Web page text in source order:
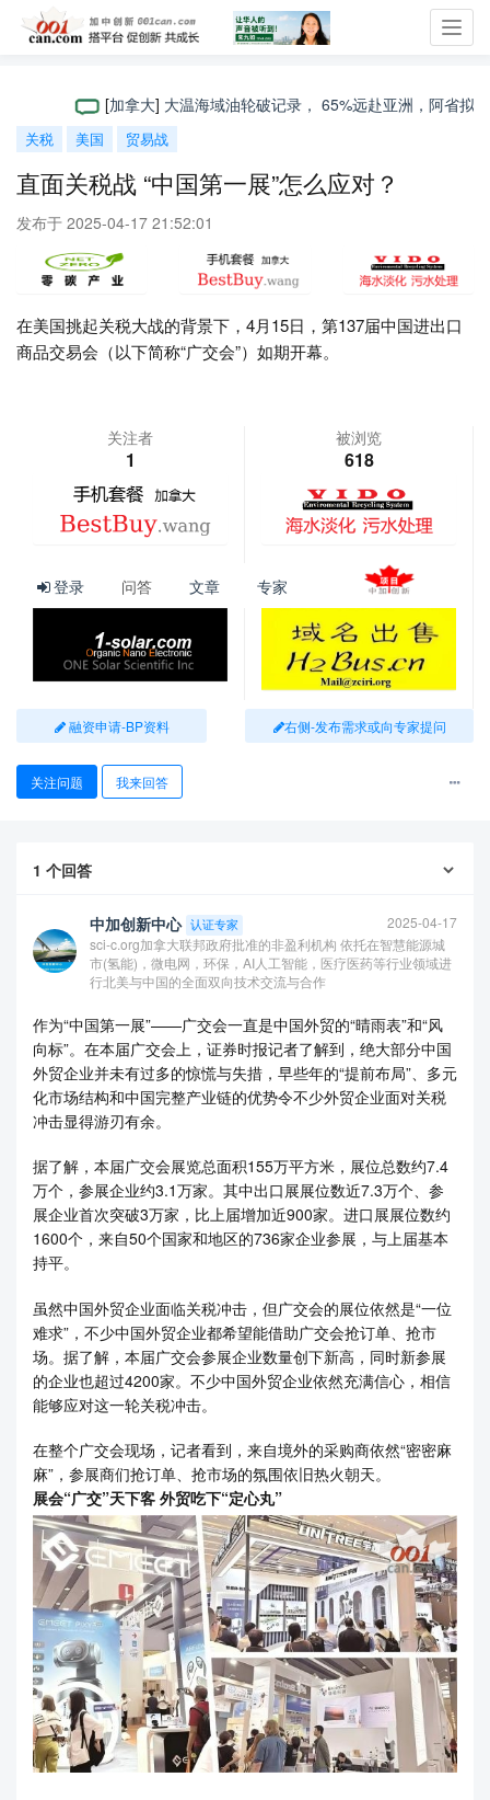
[加拿大] 大温海域油轮破记录， 65%远赴亚洲，阿省拟建“
关税 美国 贸易战
直面关税战 “中国第一展”怎么应对？
发布于 2025-04-17 21:52:01
在美国挑起关税大战的背景下，4月15日，第137届中国进出口
商品交易会（以下简称“广交会”）如期开幕。
关注者
1
被浏览
618
登录 问答 文章 专家
融资申请-BP资料 右侧-发布需求或向专家提问
关注问题 我来回答
1 个回答
中加创新中心 认证专家
2025-04-17
sci-c.org加拿大联邦政府批准的非盈利机构 依托在智慧能源城
市(氢能)，微电网，环保，AI人工智能，医疗医药等行业领域进
行北美与中国的全面双向技术交流与合作
作为“中国第一展”——广交会一直是中国外贸的“晴雨表”和“风
向标”。在本届广交会上，证券时报记者了解到，绝大部分中国
外贸企业并未有过多的惊慌与失措，早些年的“提前布局”、多元
化市场结构和中国完整产业链的优势令不少外贸企业面对关税
冲击显得游刃有余。
据了解，本届广交会展览总面积155万平方米，展位总数约7.4
万个，参展企业约3.1万家。其中出口展展位数近7.3万个、参
展企业首次突破3万家，比上届增加近900家。进口展展位数约
1600个，来自50个国家和地区的736家企业参展，与上届基本
持平。
虽然中国外贸企业面临关税冲击，但广交会的展位依然是“一位
难求”，不少中国外贸企业都希望能借助广交会抢订单、抢市
场。据了解，本届广交会参展企业数量创下新高，同时新参展
的企业也超过4200家。不少中国外贸企业依然充满信心，相信
能够应对这一轮关税冲击。
在整个广交会现场，记者看到，来自境外的采购商依然“密密麻
麻”，参展商们抢订单、抢市场的氛围依旧热火朝天。
展会“广交”天下客 外贸吃下“定心丸”